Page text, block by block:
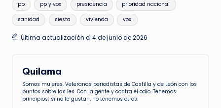
pp pp y vox presidencia prioridad nacional
sanidad siesta vivienda vox
Última actualización el 4 de junio de 2026
Quilama
Somos mujeres. Veteranas periodistas de Castilla y de León con los
puntos sobre las íes. Con la gente y contra el odio. Tenemos
principios; si no te gustan, no tenemos otros.